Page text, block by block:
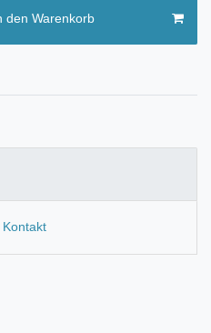
den Warenkorb